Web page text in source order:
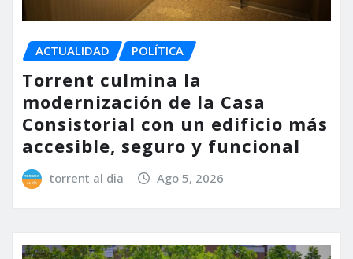
ACTUALIDAD POLÍTICA
Torrent culmina la
modernización de la Casa
Consistorial con un edificio más
accesible, seguro y funcional
torrent al dia Ago 5, 2026